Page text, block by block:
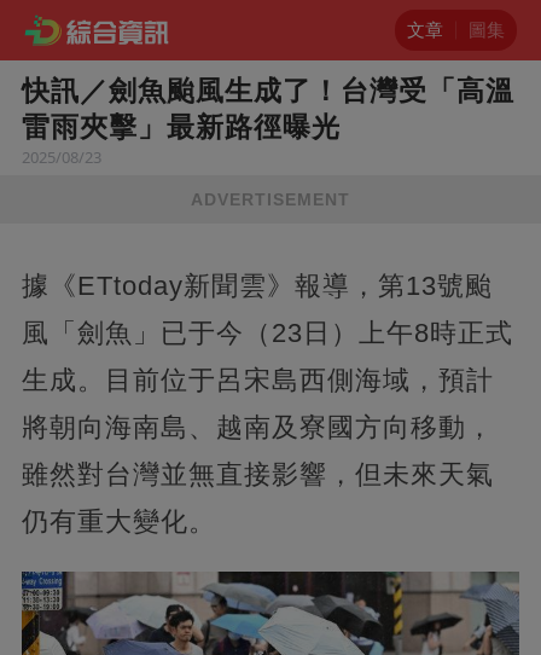
文章 圖集
快訊／劍魚颱風生成了！台灣受「高溫
雷雨夾擊」最新路徑曝光
2025/08/23
ADVERTISEMENT
據《ETtoday新聞雲》報導，第13號颱
風「劍魚」已于今（23日）上午8時正式
生成。目前位于呂宋島西側海域，預計
將朝向海南島、越南及寮國方向移動，
雖然對台灣並無直接影響，但未來天氣
仍有重大變化。